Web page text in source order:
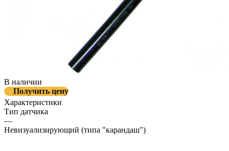
В наличии
Получить цену
Характеристики
Тип датчика
—
Невизуализирующий (типа "карандаш")